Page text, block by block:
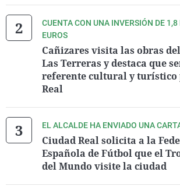
CUENTA CON UNA INVERSIÓN DE
EUROS
Cañizares visita las obras
Las Terreras y destaca que
referente cultural y turístico
Real
EL ALCALDE HA ENVIADO UNA
Ciudad Real solicita a la
Española de Fútbol que el
del Mundo visite la ciudad